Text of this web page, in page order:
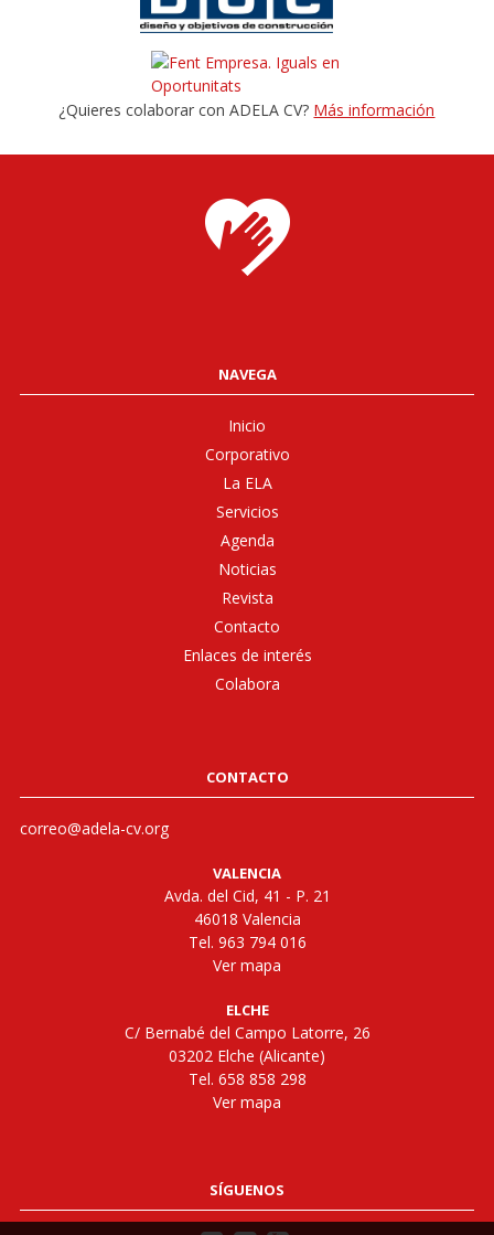
¿Quieres colaborar con ADELA CV? Más información
NAVEGA
Inicio
Corporativo
La ELA
Servicios
Agenda
Noticias
Revista
Contacto
Enlaces de interés
Colabora
CONTACTO
correo@adela-cv.org
VALENCIA
Avda. del Cid, 41 - P. 21
46018 Valencia
Tel. 963 794 016
Ver mapa
ELCHE
C/ Bernabé del Campo Latorre, 26
03202 Elche (Alicante)
Tel. 658 858 298
Ver mapa
SÍGUENOS